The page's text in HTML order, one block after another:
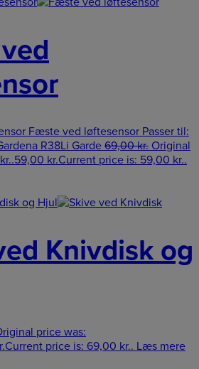
Fæste ved løftesensor Passer til:
R38Li Garde 69,00kr. Original
59,00 kr.Current price is: 59,00 kr..
Knivdisk og
price was:
Current price is: 69,00 kr.. Læs mere